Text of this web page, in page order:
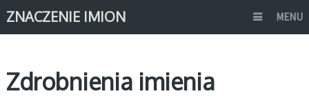
ZNACZENIE IMION MENU
Zdrobnienia imienia